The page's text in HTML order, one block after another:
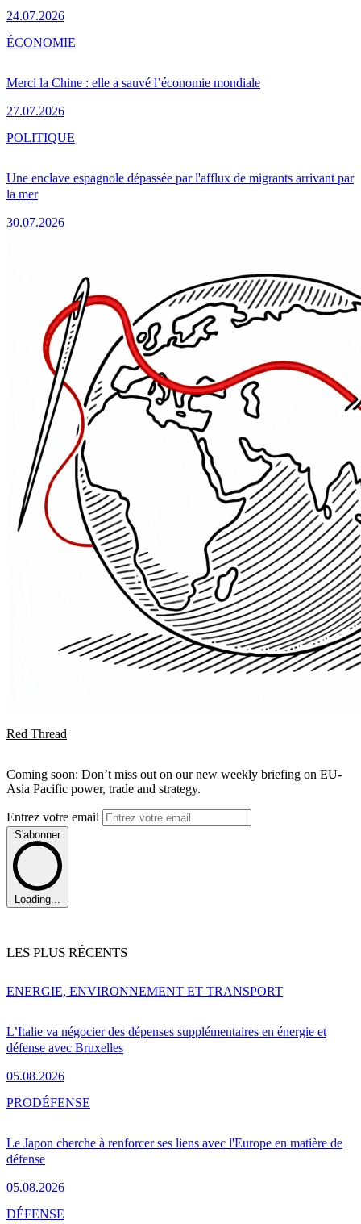
24.07.2026
Merci la Chine : elle a sauvé l’économie mondiale
27.07.2026
ÉCONOMIE
Une enclave espagnole dépassée par l'afflux de migrants arrivant par
la mer
30.07.2026
POLITIQUE
Red Thread
Coming soon: Don’t miss out on our new weekly briefing on EU-
Asia Pacific power, trade and strategy.
Entrez votre email
S'abonner
Loading...
LES PLUS RÉCENTS
L’Italie va négocier des dépenses supplémentaires en énergie et
défense avec Bruxelles
05.08.2026
ENERGIE, ENVIRONNEMENT ET TRANSPORT
Le Japon cherche à renforcer ses liens avec l'Europe en matière de
défense
05.08.2026
PRODÉFENSE
DÉFENSE